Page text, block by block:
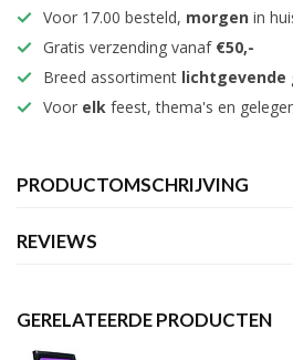
Voor 17.00 besteld, morgen in
Gratis verzending vanaf €50,-
Breed assortiment lichtgevende
Voor elk feest, thema's en
PRODUCTOMSCHRIJVING
REVIEWS
GERELATEERDE PRODUCTEN